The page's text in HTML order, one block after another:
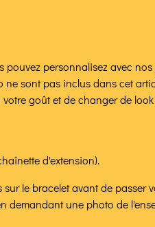
pouvez personnalisez avec nos
ne sont pas inclus dans cet
goût et de changer de
d'extension).
le bracelet avant de passer
demandant une photo de